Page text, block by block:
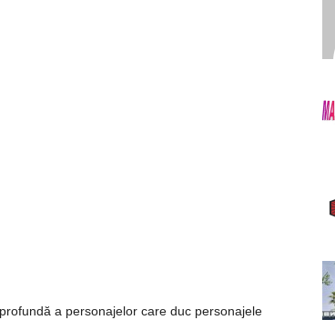
a personajelor care duc personajele